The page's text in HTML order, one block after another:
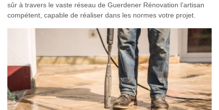
sûr à travers le vaste réseau de Guerdener Rénovation l’artisan
compétent, capable de réaliser dans les normes votre projet.